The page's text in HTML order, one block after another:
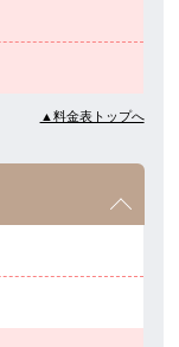
▲料金表トップへ